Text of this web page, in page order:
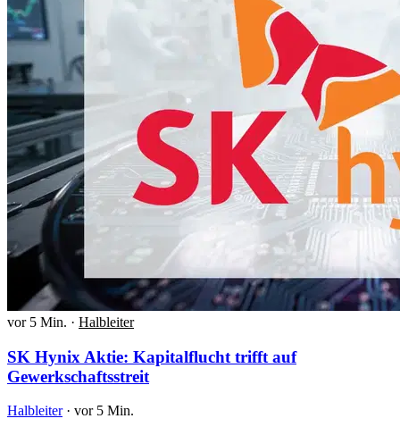
vor 5 Min. · Halbleiter
SK Hynix Aktie: Kapitalflucht trifft auf
Gewerkschaftsstreit
Halbleiter · vor 5 Min.